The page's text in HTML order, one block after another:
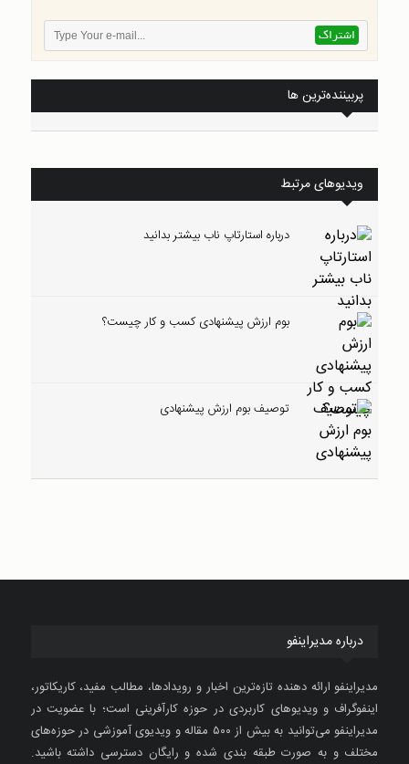
پربیننده‌ترین ها
ویدیوهای مرتبط
درباره استارتاپ ناب بیشتر بدانید
بوم ارزش پیشنهادی کسب و کار چیست؟
توصیف بوم ارزش پیشنهادی
درباره مدیراینفو
مدیراینفو ارائه دهنده تازه‌ترین اخبار و رویدادها، مطالب مفید، کاریکاتور،
اینفوگراف و ویدیوهای کاربردی در حوزه کارآفرینی است؛ با عضویت در
مدیراینفو می‌توانید به بیش از ۵۰۰ مقاله و ویدیوی آموزشی در حوزه‌های
مختلف و به صورت طبقه بندی شده و رایگان دسترسی داشته باشید.